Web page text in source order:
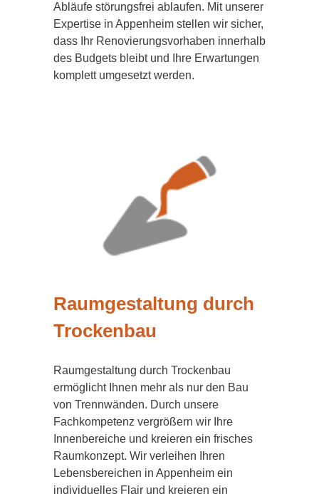
Abläufe störungsfrei ablaufen. Mit unserer
Expertise in Appenheim stellen wir sicher,
dass Ihr Renovierungsvorhaben innerhalb
des Budgets bleibt und Ihre Erwartungen
komplett umgesetzt werden.
Raumgestaltung durch
Trockenbau
Raumgestaltung durch Trockenbau
ermöglicht Ihnen mehr als nur den Bau
von Trennwänden. Durch unsere
Fachkompetenz vergrößern wir Ihre
Innenbereiche und kreieren ein frisches
Raumkonzept. Wir verleihen Ihren
Lebensbereichen in Appenheim ein
individuelles Flair und kreieren ein